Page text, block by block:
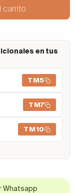
carrito
en tus
TM5
TM7
TM10
Whatsapp